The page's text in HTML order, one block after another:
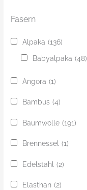
Fasern
Alpaka (136)
Babyalpaka (48)
Angora (1)
Bambus (4)
Baumwolle (191)
Brennessel (1)
Edelstahl (2)
Elasthan (2)